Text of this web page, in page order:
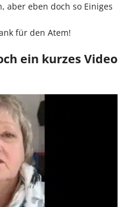
aber eben doch so Einiges
für den Atem!
ein kurzes Video